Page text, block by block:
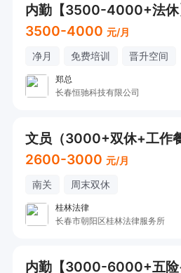
内勤【3500-4000+法休
3500-4000 元/月
净月 免费培训 晋升空间
郑总
长春恒驰科技有限公司
文员（3000+双休+工作
2600-3000 元/月
南关 周末双休
桂林法律
长春市朝阳区桂林法律服务所
内勤【3000-6000+五险